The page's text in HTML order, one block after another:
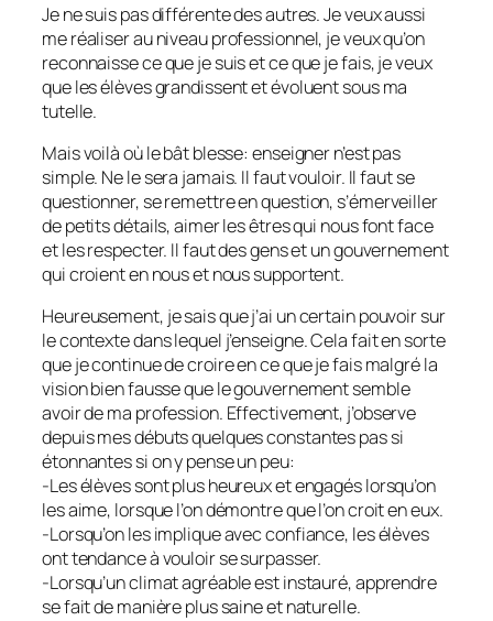
Je ne suis pas différente des autres. Je veux aussi
me réaliser au niveau professionnel, je veux qu’on
reconnaisse ce que je suis et ce que je fais, je veux
que les élèves grandissent et évoluent sous ma
tutelle.
Mais voilà où le bât blesse: enseigner n’est pas
simple. Ne le sera jamais. Il faut vouloir. Il faut se
questionner, se remettre en question, s’émerveiller
de petits détails, aimer les êtres qui nous font face
et les respecter. Il faut des gens et un gouvernement
qui croient en nous et nous supportent.
Heureusement, je sais que j’ai un certain pouvoir sur
le contexte dans lequel j’enseigne. Cela fait en sorte
que je continue de croire en ce que je fais malgré la
vision bien fausse que le gouvernement semble
avoir de ma profession. Effectivement, j’observe
depuis mes débuts quelques constantes pas si
étonnantes si on y pense un peu:
-Les élèves sont plus heureux et engagés lorsqu’on
les aime, lorsque l’on démontre que l’on croit en eux.
-Lorsqu’on les implique avec confiance, les élèves
ont tendance à vouloir se surpasser.
-Lorsqu’un climat agréable est instauré, apprendre
se fait de manière plus saine et naturelle.